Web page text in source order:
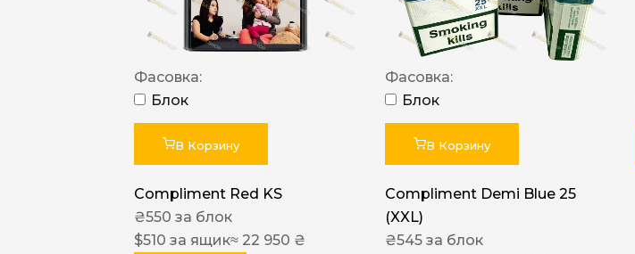
Фасовка:
Блок
В Корзину
Compliment Red KS
₴550 за блок
$510 за ящик≈ 22 950 ₴
Фасовка:
Блок
В Корзину
Compliment Demi Blue 25
(XXL)
₴545 за блок